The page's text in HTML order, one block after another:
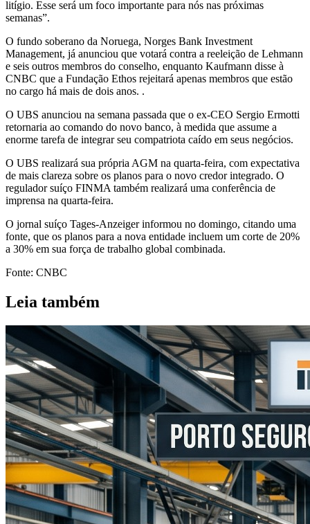
litígio. Esse será um foco importante para nós nas próximas
semanas”.
O fundo soberano da Noruega, Norges Bank Investment
Management, já anunciou que votará contra a reeleição de Lehmann
e seis outros membros do conselho, enquanto Kaufmann disse à
CNBC que a Fundação Ethos rejeitará apenas membros que estão
no cargo há mais de dois anos. .
O UBS anunciou na semana passada que o ex-CEO Sergio Ermotti
retornaria ao comando do novo banco, à medida que assume a
enorme tarefa de integrar seu compatriota caído em seus negócios.
O UBS realizará sua própria AGM na quarta-feira, com expectativa
de mais clareza sobre os planos para o novo credor integrado. O
regulador suíço FINMA também realizará uma conferência de
imprensa na quarta-feira.
O jornal suíço Tages-Anzeiger informou no domingo, citando uma
fonte, que os planos para a nova entidade incluem um corte de 20%
a 30% em sua força de trabalho global combinada.
Fonte: CNBC
Leia também